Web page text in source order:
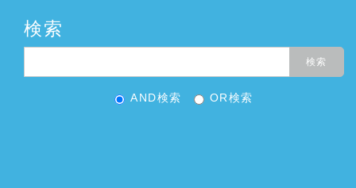
検索
AND検索 OR検索